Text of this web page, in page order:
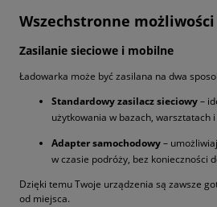
Wszechstronne
Zasilanie sieciowe i mobilne
Ładowarka może być zasilana na dwa
Standardowy zasilacz sieciowy–
użytkowania w bazach, warsztatach
Adapter samochodowy–
w czasie podróży, bez konieczności
Dzięki temu Twoje urządzenia są zawsze
od miejsca.